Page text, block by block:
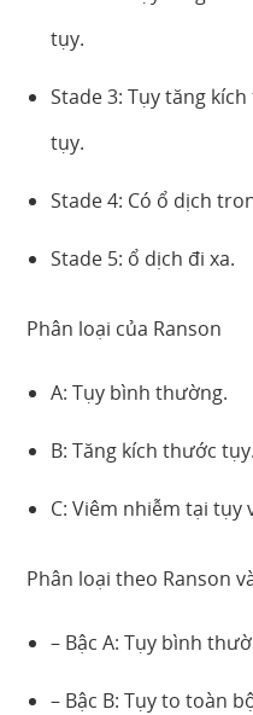
tụy.
Stade 3: Tụy tăng
tụy.
Stade 4: Có ổ dịch
Stade 5: ổ dịch đi xa.
Phân loại của Ranson
A: Tụy bình thường.
B: Tăng kích thước tụy.
C: Viêm nhiễm tại tụy
Phân loại theo Ranson
– Bậc A: Tụy bình
– Bậc B: Tụy to toàn